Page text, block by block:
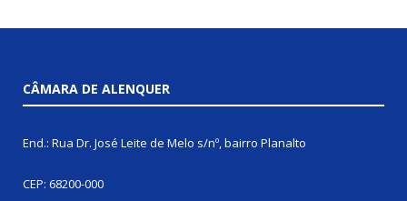
CÂMARA DE ALENQUER
End.: Rua Dr. José Leite de Melo s/nº, bairro Planalto
CEP: 68200-000